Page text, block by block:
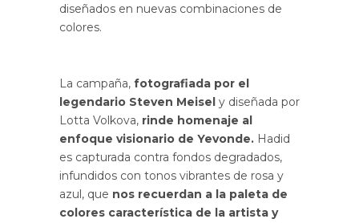
diseñados en nuevas combinaciones de
colores.
La campaña, fotografiada por el
legendario Steven Meisel y diseñada por
Lotta Volkova, rinde homenaje al
enfoque visionario de Yevonde. Hadid
es capturada contra fondos degradados,
infundidos con tonos vibrantes de rosa y
azul, que nos recuerdan a la paleta de
colores característica de la artista y